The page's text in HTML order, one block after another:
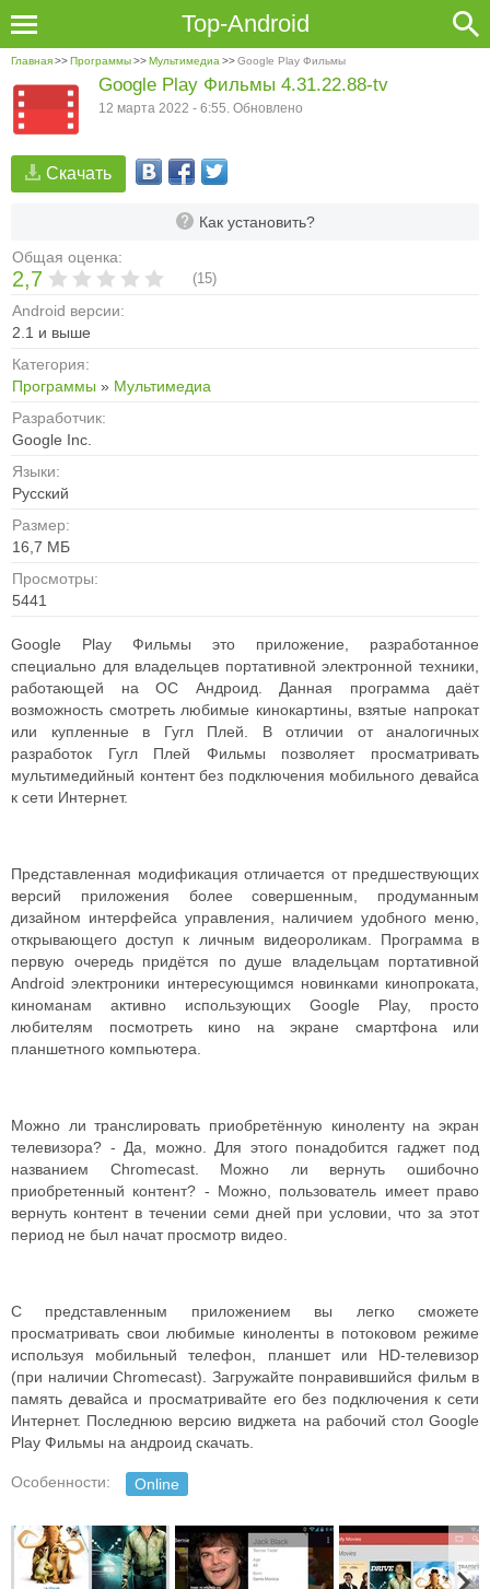
Top-Android
Главная>>Программы>>Мультимедиа >>Google Play Фильмы
Скачать
Как установить?
Общая оценка:
2,7 (15)
Android версии:
2.1 и выше
Категория:
Программы » Мультимедиа
Разработчик:
Google Inc.
Языки:
Русский
Размер:
16,7 МБ
Просмотры:
5441
Google Play Фильмы 4.31.22.88-tv
12 марта 2022 - 6:55. Обновлено
Google Play Фильмы это приложение, разработанное
специально для владельцев портативной электронной техники,
работающей на ОС Андроид. Данная программа даёт
возможность смотреть любимые кинокартины, взятые напрокат
или купленные в Гугл Плей. В отличии от аналогичных
разработок Гугл Плей Фильмы позволяет просматривать
мультимедийный контент без подключения мобильного девайса
к сети Интернет.
Представленная модификация отличается от предшествующих
версий приложения более совершенным, продуманным
дизайном интерфейса управления, наличием удобного меню,
открывающего доступ к личным видеороликам. Программа в
первую очередь придётся по душе владельцам портативной
Android электроники интересующимся новинками кинопроката,
киноманам активно использующих Google Play, просто
любителям посмотреть кино на экране смартфона или
планшетного компьютера.
Можно ли транслировать приобретённую киноленту на экран
телевизора? - Да, можно. Для этого понадобится гаджет под
названием Chromecast. Можно ли вернуть ошибочно
приобретенный контент? - Можно, пользователь имеет право
вернуть контент в течении семи дней при условии, что за этот
период не был начат просмотр видео.
С представленным приложением вы легко сможете
просматривать свои любимые киноленты в потоковом режиме
используя мобильный телефон, планшет или HD-телевизор
(при наличии Chromecast). Загружайте понравившийся фильм в
память девайса и просматривайте его без подключения к сети
Интернет. Последнюю версию виджета на рабочий стол Google
Play Фильмы на андроид скачать.
Особенности: Online